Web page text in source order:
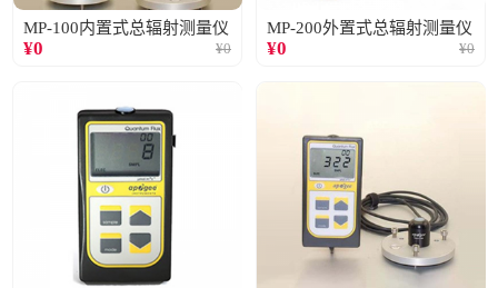
MP-100内置式总辐射测量仪
¥0 ¥0
MP-200外置式总辐射测量仪
¥0 ¥0